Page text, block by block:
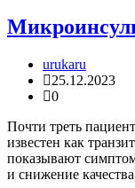
urukaru
25.12.2023
0
Почти треть
известен как
показывают
и снижение